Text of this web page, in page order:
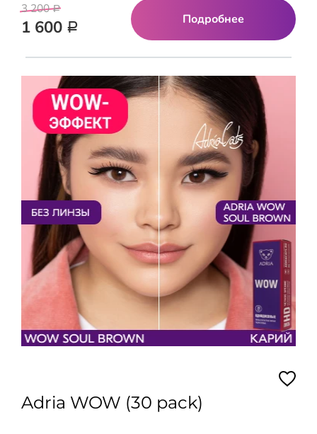
3 200 Р
1 600 Р
Подробнее
Adria WOW (30 pack)